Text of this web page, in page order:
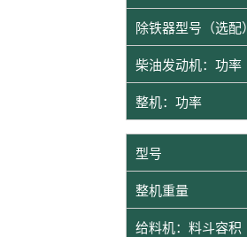
除铁器型号（选配）
柴油发动机：功率
整机：功率
型号
整机重量
给料机：料斗容积